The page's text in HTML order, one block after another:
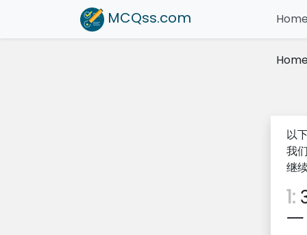
MCQss.com Home
以
我
继
1:
一